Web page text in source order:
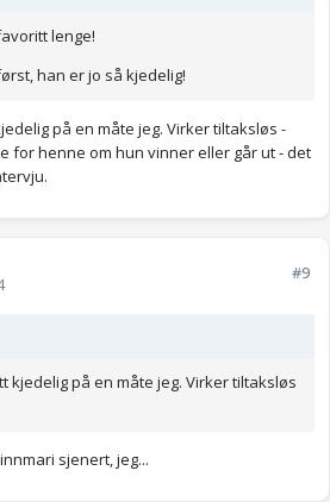
lenge!
han er jo så kjedelig!
på en måte jeg. Virker tiltaksløs -
for henne om hun vinner eller går ut - det
#9
kjedelig på en måte jeg. Virker tiltaksløs
sjenert, jeg...